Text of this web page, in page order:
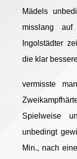
Mädels
misslang
Ingolstädter
die klar
vermisste
Spielweise
unbedingt
Min., nach